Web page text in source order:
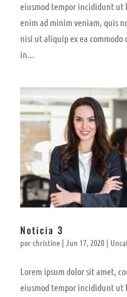
eiusmod tempor incididunt ut
enim ad minim veniam, quis
nisi ut aliquip ex ea
in...
Noticia 3
porchristine| Jun 17, 2020|
Lorem ipsum dolor sit amet,
eiusmod tempor incididunt ut